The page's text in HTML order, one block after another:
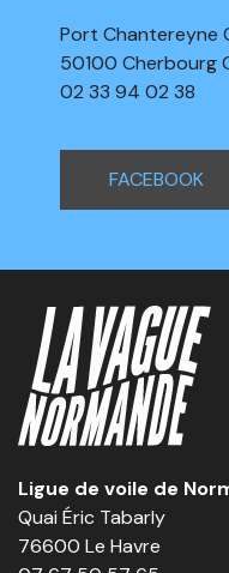
Port Chantereyne
50100 Cherbourg
02 33 94 02 38
FACEBOOK
Ligue de voile de
Quai Éric Tabarly
76600 Le Havre